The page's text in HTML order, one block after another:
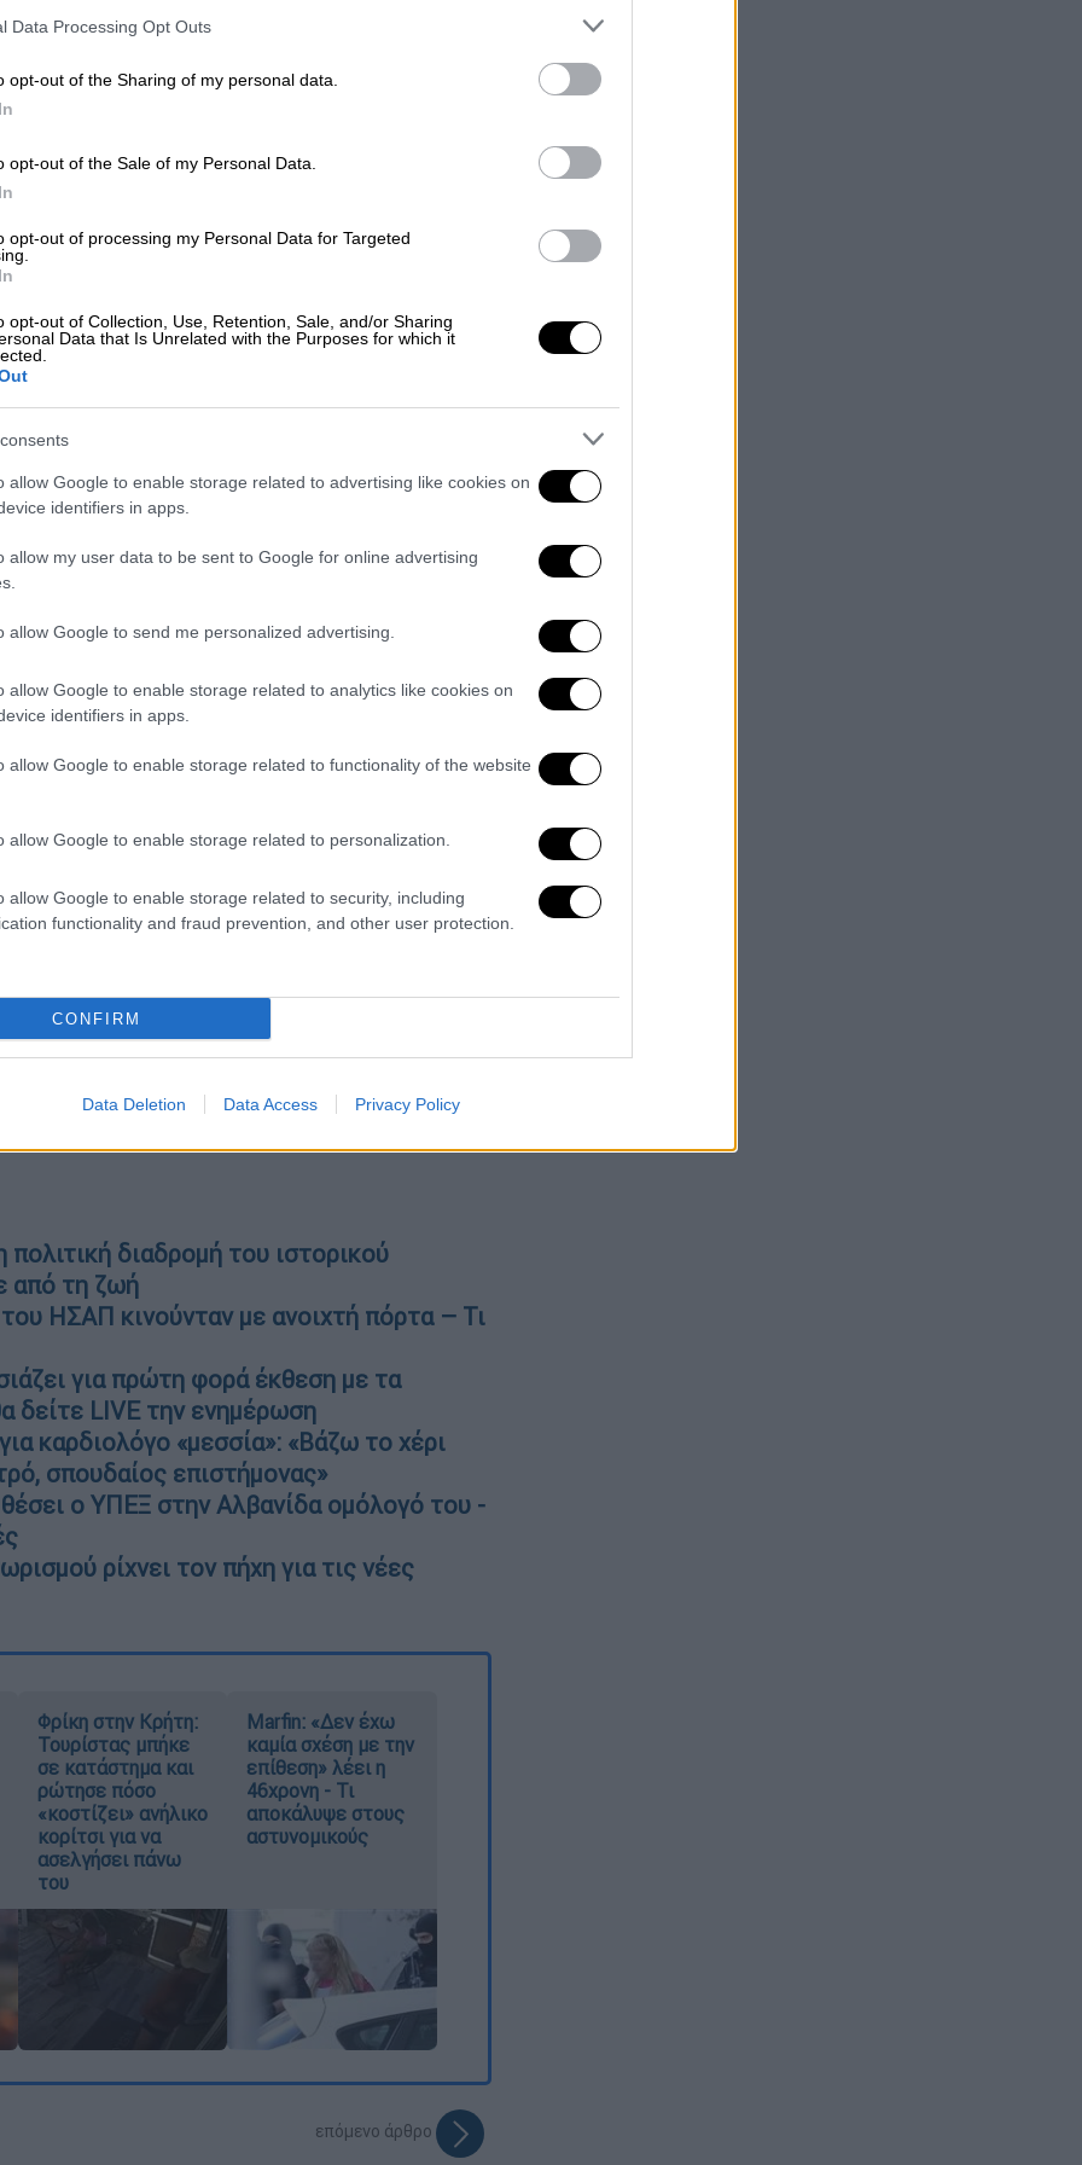
Data Processing Opt Outs
opt-out of the Sharing of my personal data.
opt-out of the Sale of my Personal Data.
opt-out of processing my Personal Data for Targeted
opt-out of Collection, Use, Retention, Sale, and/or Sharing
Data that Is Unrelated with the Purposes for which it
allow Google to enable storage related to advertising like cookies on
identifiers in apps.
allow my user data to be sent to Google for online advertising
allow Google to send me personalized advertising.
allow Google to enable storage related to analytics like cookies on
identifiers in apps.
allow Google to enable storage related to functionality of the website
allow Google to enable storage related to personalization.
allow Google to enable storage related to security, including
functionality and fraud prevention, and other user protection.
CONFIRM
Data Deletion Data Access Privacy Policy
να μπουν στα δωμάτια και έβγαλαν τη
μαθητές πήγαν στη Θεσσαλονίκη για
«τρώγλη»
συγκεκριμένη εκδρομήστοίχισε για κάθε
γονείς.
από ταξιδιωτικό γραφείο της Κύπρου,
της χώρας μας.
στο υπουργείο ότι όλα είναι
μας, όμως, αντίκρισαν μια άθλια
βρωμιές, κατσαρίδες να περπατούν,
τοίχους, πεσμένους σοβάδες και
είχε νερό και όταν άρχισε να τρέχει,
όλο το βράδυ. Πέρασαν τη
μπάνιο και με κρουασάν από περίπτερο.
μαζί τους και ήμασταν
μεταβούμε στη Θεσσαλονίκη
Τρίτη 30 Μαΐου και πρόκειται να
με τον κ. Ελευθερίου, γίνονται
πόλης
μηνύσειςκατά παντός υπευθύνου
τα χρήματα αυτά, αλλά το
μας και να υποστούν μία ψυχική
και εμείς», τονίζει ο κ.
διαδρομή του ιστορικού
από τη ζωή
ΗΣΑΠ κινούνταν με ανοιχτή πόρτα – Τι
για πρώτη φορά έκθεση με τα
δείτε LIVE την ενημέρωση
καρδιολόγο «μεσσία»: «Βάζω το χέρι
σπουδαίος επιστήμονας»
ο ΥΠΕΞ στην Αλβανίδα ομόλογό του -
ρίχνει τον πήχη για τις νέες
Φρίκη στην Κρήτη:
Τουρίστας μπήκε
σε κατάστημα και
ρώτησε πόσο
«κοστίζει» ανήλικο
κορίτσι για να
ασελγήσει πάνω
του
Marfin: «Δεν έχω
καμία σχέση με την
επίθεση» λέει η
46χρονη - Τι
αποκάλυψε στους
αστυνομικούς
επόμενο άρθρο